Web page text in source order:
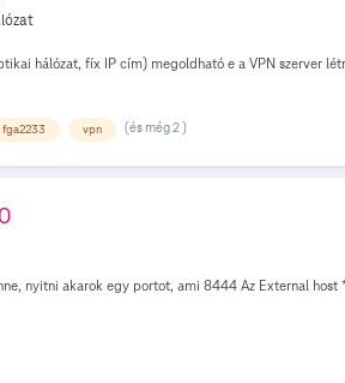
hálózat, fíx IP cím) megoldható e a VPN
fga2233 vpn (és még 2 )
nyitni akarok egy portot, ami 8444 Az External